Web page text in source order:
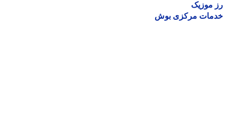
موزیک
مرکزی بوش